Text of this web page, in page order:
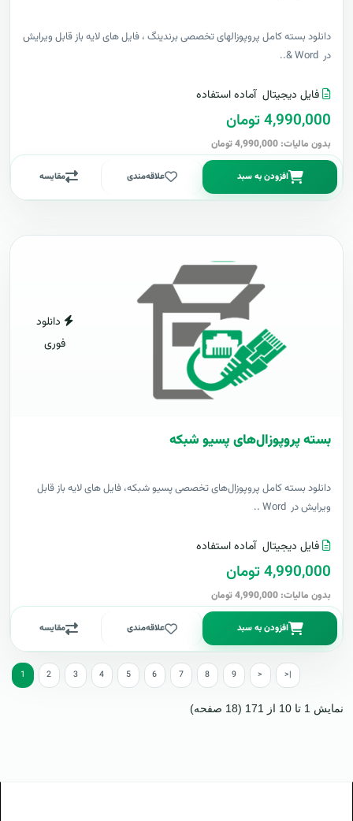
دانلود بسته کامل پروپوزالهای تخصصی برندینگ ، فایل های لایه باز قابل ویرایش
در Word &..
فایل دیجیتال آماده استفاده
4,990,000 تومان
بدون مالیات: 4,990,000 تومان
افزودن به سبد علاقه‌مندی مقایسه
دانلود
فوری
بسته پروپوزال‌های پسیو شبکه
دانلود بسته کامل پروپوزال‌های تخصصی پسیو شبکه، فایل های لایه باز قابل
ویرایش در Word ..
فایل دیجیتال آماده استفاده
4,990,000 تومان
بدون مالیات: 4,990,000 تومان
افزودن به سبد علاقه‌مندی مقایسه
1 2 3 4 5 6 7 8 9 > >|
نمایش 1 تا 10 از 171 (18 صفحه)